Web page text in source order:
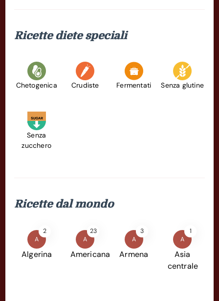
Ricette diete speciali
Chetogenica Crudiste Fermentati Senza glutine
Senza
zucchero
Ricette dal mondo
A
2
Algerina
A
23
Americana
A
3
Armena
A
1
Asia
centrale